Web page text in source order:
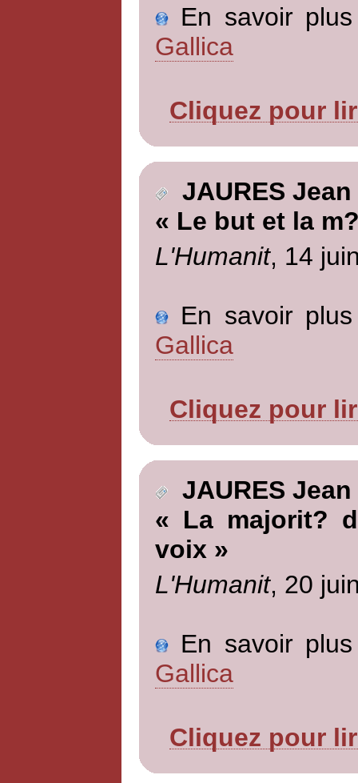
En savoir
Gallica
Cliquez pour
JAURES Jean
« Le but et la
L'Humanit, 14
En savoir
Gallica
Cliquez pour
JAURES Jean
« La majorit?
voix »
L'Humanit, 20
En savoir
Gallica
Cliquez pour